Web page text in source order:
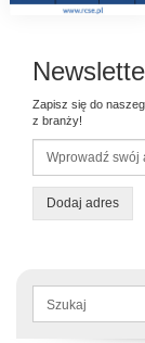
Zapisz się do
z branży!
Dodaj adres